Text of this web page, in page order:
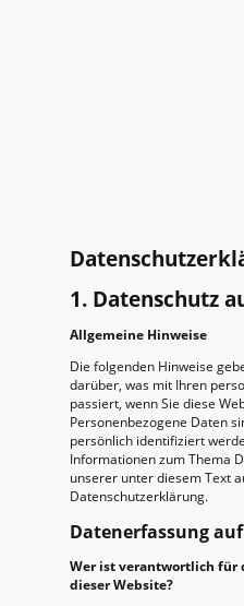
1. Datenschutz
Allgemeine Hinweise
Die folgenden Hinweise
darüber, was mit Ihren
passiert, wenn Sie diese
Personenbezogene Daten
persönlich identifiziert
Informationen zum Thema
unserer unter diesem Text
Datenschutzerklärung.
Datenerfassung
Wer ist verantwortlich für
dieser Website?